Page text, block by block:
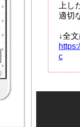
上
適切
↓全
c